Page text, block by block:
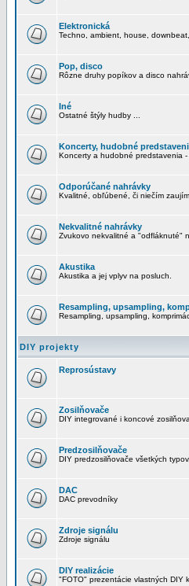
Elektronická
Techno, ambient, house, downbeat,
Pop, disco
Rôzne druhy popíkov a disco
Iné
Ostatné štýly hudby ...
Koncerty, hudobné
Koncerty a hudobné predstavenia
Odporúčané nahrávky
Kvalitné, obľúbené, či niečím
Nekvalitné nahrávky
Zvukovo nekvalitné a "odfláknuté"
Akustika
Akustika a jej vplyv na posluch.
Resampling, upsampling,
Resampling, upsampling,
DIY projekty
Reprosústavy
Zosilňovače
DIY integrované i koncové
Predzosilňovače
DIY predzosilňovače všetkých
DAC
DAC prevodníky
Zdroje signálu
Zdroje signálu
DIY realizácie
"FOTO" prezentácie vlastných DIY